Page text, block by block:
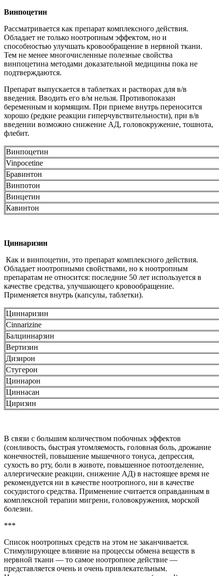
Винпоцетин
Рассматривается как препарат комплексного действия.
Обладает не только ноотропным эффектом, но и
способностью улучшать кровообращение в нервной ткани.
Тем не менее многочисленные полезные свойства
винпоцетина методами доказательной медицины пока не
подтверждаются.
Препарат выпускается в таблетках и растворах для в/в
введения. Вводить его в/м нельзя. Противопоказан
беременным и кормящим. При приеме внутрь переносится
хорошо (редкие реакции гиперчувствительности), при в/в
введении возможно снижение АД, головокружение, тошнота,
флебит.
Винпоцетин
Vinpocetine
Бравинтон
Винпотон
Винцетин
Кавинтон
Циннаризин
Как и винпоцетин, это препарат комплексного действия.
Обладает ноотропными свойствами, но к ноотропным
препаратам не относится: последние 50 лет используется в
качестве средства, улучшающего кровообращение.
Применяется внутрь (капсулы, таблетки).
Циннаризин
Cinnarizine
Балциннарзин
Вертизин
Дизирон
Стугерон
Циннарон
Циннасан
Циризин
В связи с большим количеством побочных эффектов
(сонливость, быстрая утомляемость, головная боль, дрожание
конечностей, повышение мышечного тонуса, депрессия,
сухость во рту, боли в животе, повышенное потоотделение,
аллергические реакции, снижение АД) в настоящее время не
рекомендуется ни в качестве ноотропного, ни в качестве
сосудистого средства. Применение считается оправданным в
комплексной терапии мигрени, головокружения, морской
болезни.
***
Список ноотропных средств на этом не заканчивается.
Стимулирующее влияние на процессы обмена веществ в
нервной ткани — то самое ноотропное действие —
представляется очень и очень привлекательным.